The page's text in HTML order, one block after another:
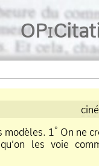
OPi
1 ° On ne
les voie